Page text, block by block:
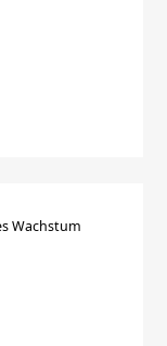
Wachstum